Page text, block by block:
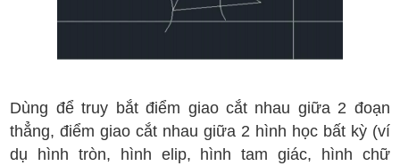
Dùng để truy bắtđiểm giao cắt nhau giữa 2 đoạn
thẳng,điểm giao cắt nhaugiữa 2 hình học bất kỳ (ví
dụ hình tròn, hình elip, hình tam giác, hình chữ